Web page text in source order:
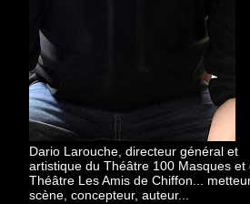
Dario Larouche, directeur général et
artistique du Théâtre 100 Masques et
Théâtre Les Amis de Chiffon...
scène, concepteur, auteur...